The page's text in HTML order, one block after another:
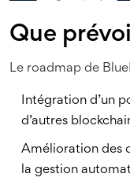
Que
Le roadmap de
Intégration d’un
d’autres
Amélioration des
la gestion